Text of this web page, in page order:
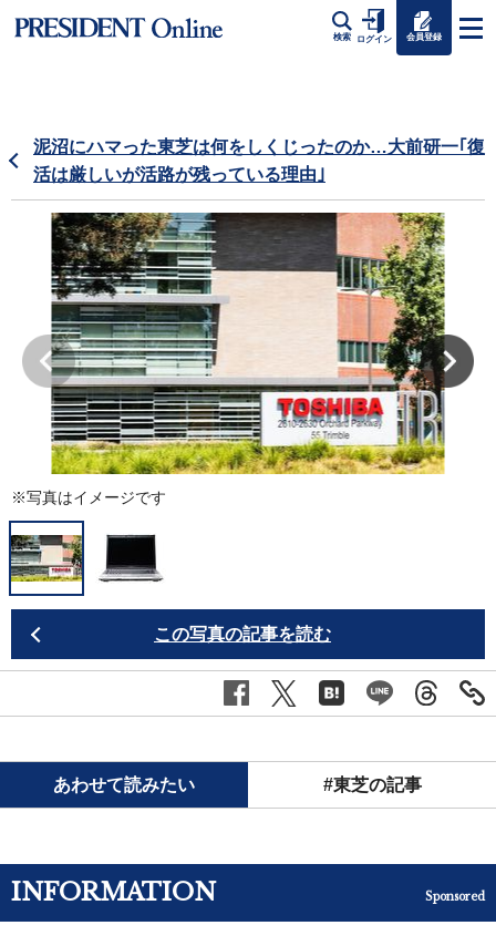
検索 ログイン 会員登録
泥沼にハマった東芝は何をしくじったのか…大前研一｢復
活は厳しいが活路が残っている理由｣
※写真はイメージです
この写真の記事を読む
あわせて読みたい #東芝の記事
INFORMATION Sponsored